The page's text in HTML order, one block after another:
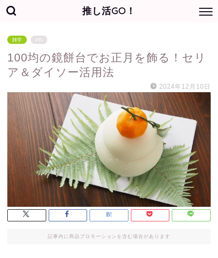
推し活GO！
雑学 PR
100均の鏡餅台でお正月を飾る！セリ
ア＆ダイソー活用法
2024年12月10日
記事内に商品プロモーションを含む場合があります